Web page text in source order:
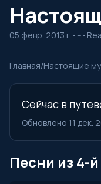
05 февр. 2013 г. • -- •
Главная/Настоящие
Сейчас в
Обновлено 11 дек.
Песни из 4-